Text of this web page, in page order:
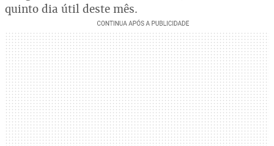
quinto dia útil deste mês.